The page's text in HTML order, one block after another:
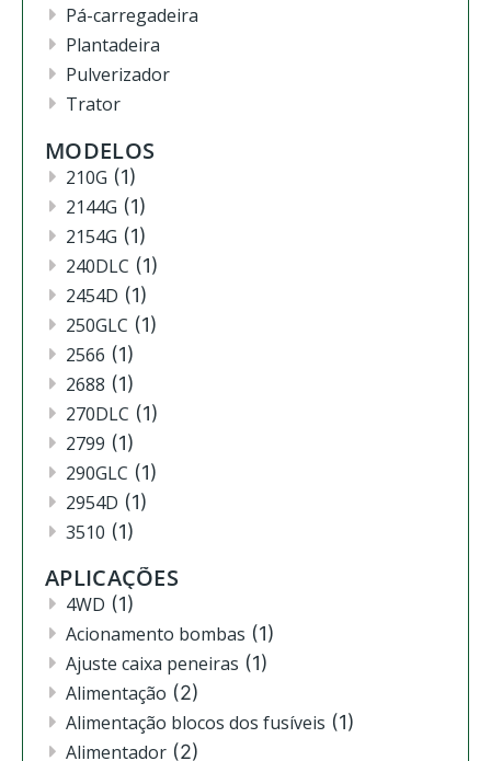
Pá-carregadeira
Plantadeira
Pulverizador
Trator
MODELOS
210G (1)
2144G (1)
2154G (1)
240DLC (1)
2454D (1)
250GLC (1)
2566 (1)
2688 (1)
270DLC (1)
2799 (1)
290GLC (1)
2954D (1)
3510 (1)
3522(11)
(2)
4720
APLICAÇÕES
4WD (1)
Acionamento bombas (1)
Ajuste caixa peneiras (1)
Alimentação (2)
Alimentação blocos dos fusíveis (1)
Alimentador (2)